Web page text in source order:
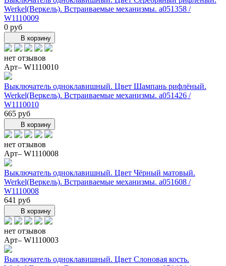
Werkel(Веркель). Встраиваемые механизмы. a051358 /
W1110009
0 руб
В корзину
нет отзывов
Арт– W1110010
Выключатель одноклавишный. Цвет Шампань рифлёный.
Werkel(Веркель). Встраиваемые механизмы. a051426 /
W1110010
665 руб
В корзину
нет отзывов
Арт– W1110008
Выключатель одноклавишный. Цвет Чёрный матовый.
Werkel(Веркель). Встраиваемые механизмы. a051608 /
W1110008
641 руб
В корзину
нет отзывов
Арт– W1110003
Выключатель одноклавишный. Цвет Слоновая кость.